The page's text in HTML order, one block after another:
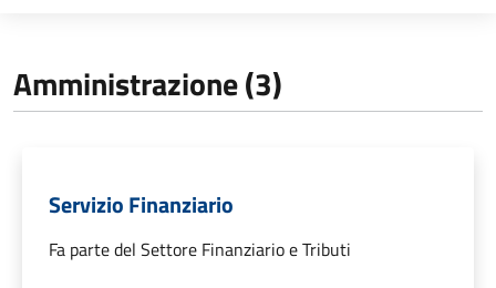
Amministrazione (3)
Servizio Finanziario
Fa parte del Settore Finanziario e Tributi